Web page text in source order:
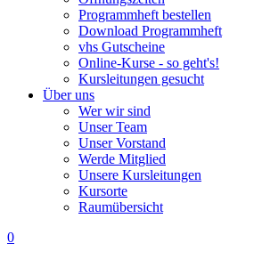
Programmheft bestellen
Download Programmheft
vhs Gutscheine
Online-Kurse - so geht's!
Kursleitungen gesucht
Über uns
Wer wir sind
Unser Team
Unser Vorstand
Werde Mitglied
Unsere Kursleitungen
Kursorte
Raumübersicht
0